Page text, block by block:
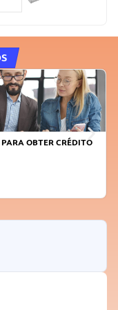
OBTER CRÉDITO